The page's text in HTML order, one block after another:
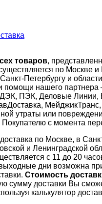
товаров,
по Москве и
Петербургу и
помощи нашего партнера
ПЭК, Деловые Линии,
МейджикТранс,
утраты или
Покупателю с момента
по Москве, в
и Ленинградской
с 11 до 20
дни возможна
Стоимость
сумму доставки Вы
калькулятор